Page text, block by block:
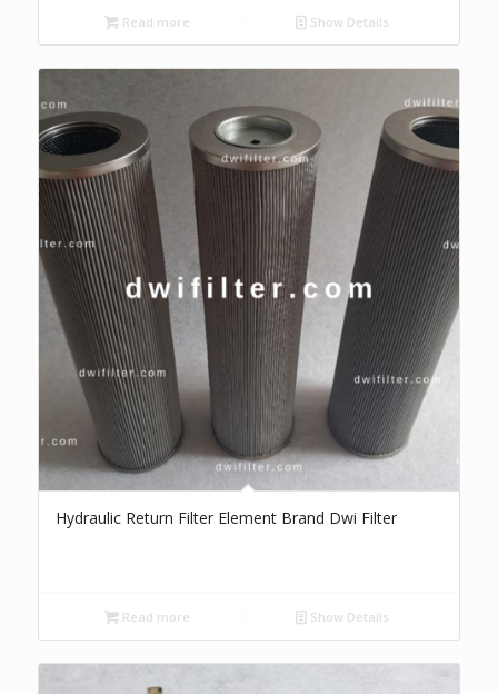
Read more Show Details
Hydraulic Return Filter Element Brand Dwi Filter
Read more Show Details